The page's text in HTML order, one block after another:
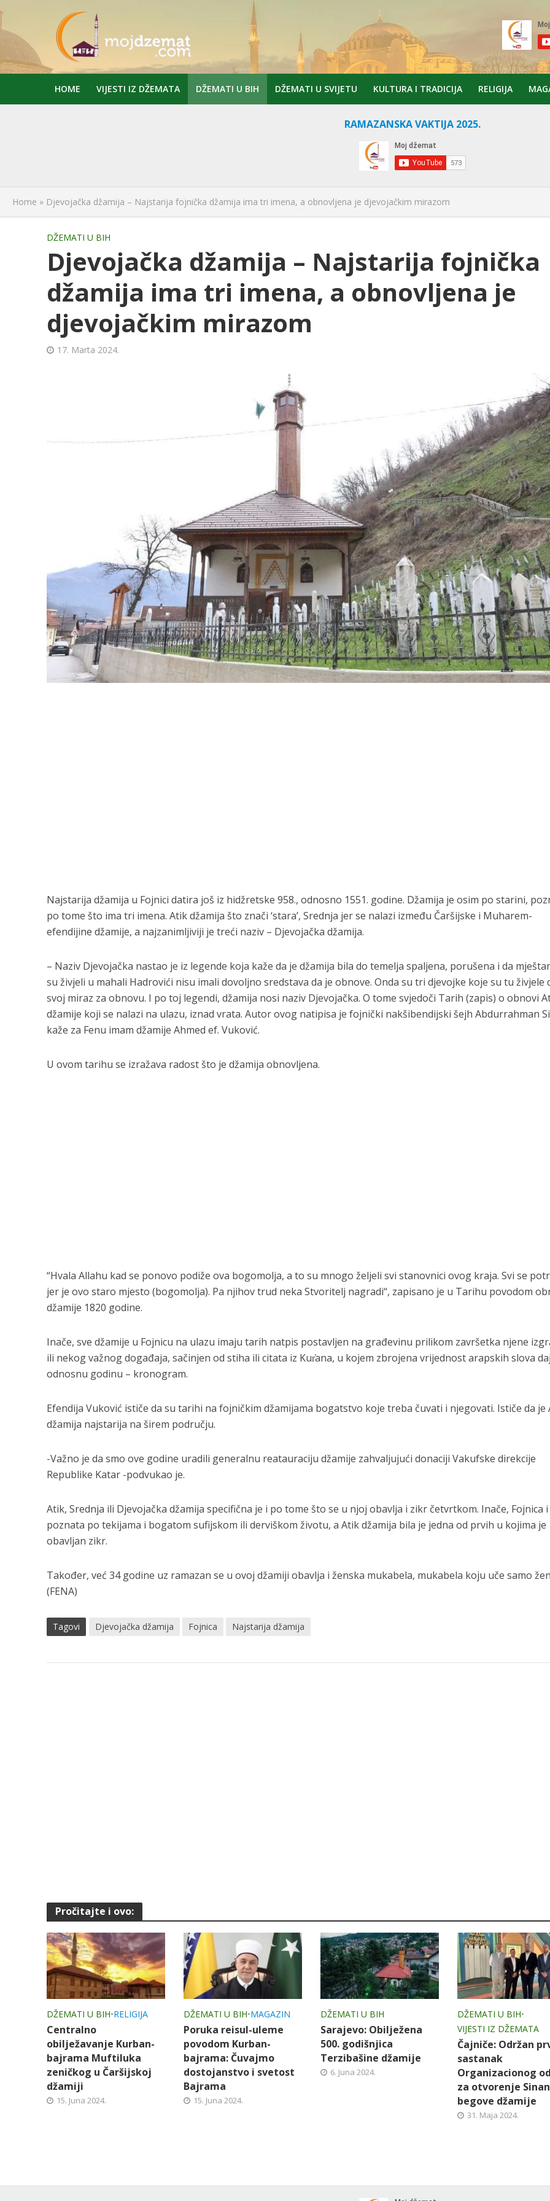
HOME VIJESTI IZ DŽEMATA DŽEMATI U BIH DŽEMATI U SVIJETU KULTURA I TRADICIJA RELIGIJA
RAMAZANSKA VAKTIJA 2025.
Home » Djevojačka džamija – Najstarija fojnička džamija ima tri imena, a obnovljena je djevojačkim mirazom
DŽEMATI U BIH
Djevojačka džamija – Najstarija fojnička
džamija ima tri imena, a obnovljena je
djevojačkim mirazom
17. Marta 2024.
Najstarija džamija u Fojnici datira još iz hidžretske 958., odnosno 1551. godine. Džamija je osim po starini,
po tome što ima tri imena. Atik džamija što znači ‘stara’, Srednja jer se nalazi između Čaršijske i Muharem-
efendijine džamije, a najzanimljiviji je treći naziv – Djevojačka džamija.
– Naziv Djevojačka nastao je iz legende koja kaže da je džamija bila do temelja spaljena, porušena i da
su živjeli u mahali Hadrovići nisu imali dovoljno sredstava da je obnove. Onda su tri djevojke koje su tu živjele
svoj miraz za obnovu. I po toj legendi, džamija nosi naziv Djevojačka. O tome svjedoči Tarih (zapis) o obnovi
džamije koji se nalazi na ulazu, iznad vrata. Autor ovog natipisa je fojnički nakšibendijski šejh Abdurrahman
kaže za Fenu imam džamije Ahmed ef. Vuković.
U ovom tarihu se izražava radost što je džamija obnovljena.
“Hvala Allahu kad se ponovo podiže ova bogomolja, a to su mnogo željeli svi stanovnici ovog kraja. Svi se
jer je ovo staro mjesto (bogomolja). Pa njihov trud neka Stvoritelj nagradi“, zapisano je u Tarihu povodom
džamije 1820 godine.
Inače, sve džamije u Fojnicu na ulazu imaju tarih natpis postavljen na građevinu prilikom završetka njene
ili nekog važnog događaja, sačinjen od stiha ili citata iz Kur̕ana, u kojem zbrojena vrijednost arapskih slova
odnosnu godinu – kronogram.
Efendija Vuković ističe da su tarihi na fojničkim džamijama bogatstvo koje treba čuvati i njegovati. Ističe da je
džamija najstarija na širem području.
-Važno je da smo ove godine uradili generalnu reatauraciju džamije zahvaljujući donaciji Vakufske direkcije
Republike Katar -podvukao je.
Atik, Srednja ili Djevojačka džamija specifična je i po tome što se u njoj obavlja i zikr četvrtkom. Inače, Fojnica
poznata po tekijama i bogatom sufijskom ili derviškom životu, a Atik džamija bila je jedna od prvih u kojima je
obavljan zikr.
Također, već 34 godine uz ramazan se u ovoj džamiji obavlja i ženska mukabela, mukabela koju uče samo
(FENA)
Tagovi Djevojačka džamija Fojnica Najstarija džamija
Pročitajte i ovo:
DŽEMATI U BIH•RELIGIJA
Centralno
obilježavanje Kurban-
bajrama Muftiluka
zeničkog u Čaršijskoj
džamiji
15. Juna 2024.
DŽEMATI U BIH•MAGAZIN
Poruka reisul-uleme
povodom Kurban-
bajrama: Čuvajmo
dostojanstvo i svetost
Bajrama
15. Juna 2024.
DŽEMATI U BIH
Sarajevo: Obilježena
500. godišnjica
Terzibašine džamije
6. Juna 2024.
DŽEMATI U BIH•
VIJESTI IZ DŽEMATA
Čajniče: Održan
sastanak
Organizacionog
za otvorenje
begove džamije
31. Maja 2024.